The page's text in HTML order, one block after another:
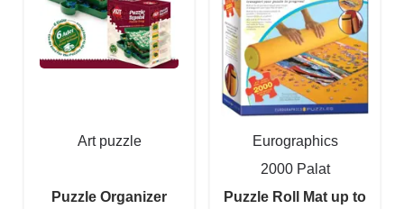
Art puzzle
Puzzle Organizer
Eurographics
2000 Palat
Puzzle Roll Mat up to